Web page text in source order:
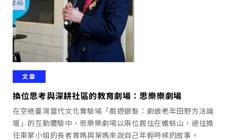
文章
換位思考與深耕社區的教育劇場：思樂樂劇場
在空總臺灣當代文化實驗場「戲遊銀髮：劇做老年田野方法論
壇」的互動體驗中，思樂樂劇場以兩位居住在蟾蜍山，過往擔
任車掌小姐的長者曾媽與葉媽來說自己年輕時候的故事。